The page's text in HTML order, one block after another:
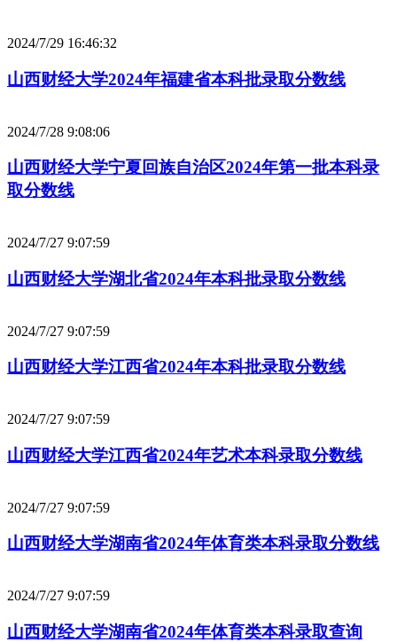
2024/7/29 16:46:32
山西财经大学2024年福建省本科批录取分数线
2024/7/28 9:08:06
山西财经大学宁夏回族自治区2024年第一批本科录
取分数线
2024/7/27 9:07:59
山西财经大学湖北省2024年本科批录取分数线
2024/7/27 9:07:59
山西财经大学江西省2024年本科批录取分数线
2024/7/27 9:07:59
山西财经大学江西省2024年艺术本科录取分数线
2024/7/27 9:07:59
山西财经大学湖南省2024年体育类本科录取分数线
2024/7/27 9:07:59
山西财经大学湖南省2024年体育类本科录取查询